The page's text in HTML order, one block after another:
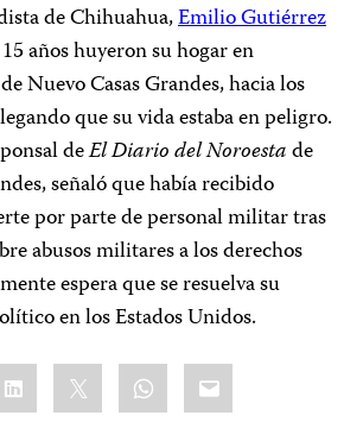
de Chihuahua,Emilio Gutiérrez
años huyeron su hogar en
Nuevo Casas Grandes, hacia los
que su vida estaba en peligro.
deEl Diario del Noroestade
señaló que había recibido
por parte de personal militar tras
abusos militares a los derechos
espera que se resuelva su
en los Estados Unidos.
LinkedIn WhatsApp
Email